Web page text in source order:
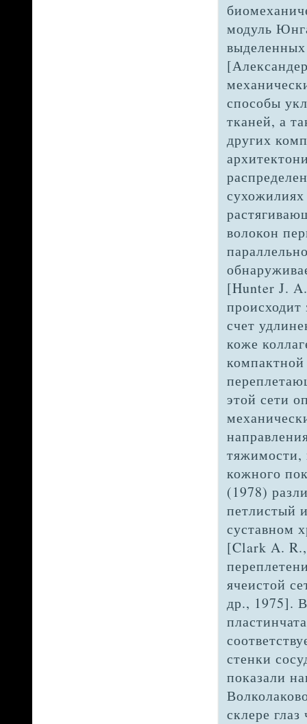
модуль
способы
тканей, а
других
волокон
[Hunter J.
счет
коже
этой сети
тяжимости,
кожного
(1978)
петлистый
суставном
[Clark A.
ячеистой
др., 1975].
стен­ки
пока­зали
склере глаз